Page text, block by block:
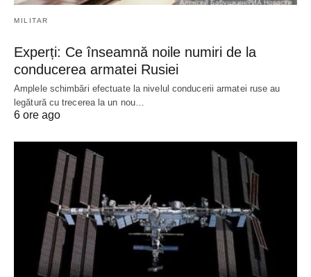
MILITAR
Experți: Ce înseamnă noile numiri de la
conducerea armatei Rusiei
Amplele schimbări efectuate la nivelul conducerii armatei ruse au
legătură cu trecerea la un nou…
6 ore ago